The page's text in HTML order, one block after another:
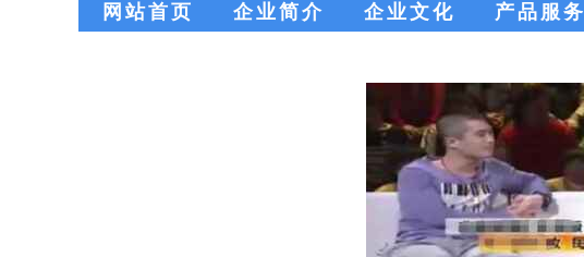
网站首页 企业简介 企业文化 产品服务